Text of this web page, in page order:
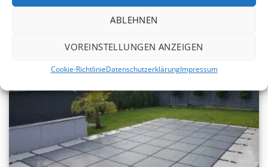
ABLEHNEN
VOREINSTELLUNGEN ANZEIGEN
Cookie-RichtlinieDatenschutzerklärungImpressum
ab1.782,00€